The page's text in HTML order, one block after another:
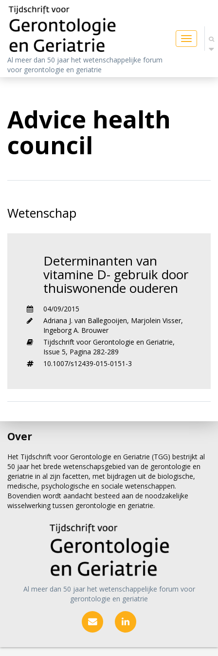
Toggle
navigation
Al meer dan 50 jaar het wetenschappelijke forum
voor gerontologie en geriatrie
Advice health
council
Wetenschap
Determinanten van
vitamine D- gebruik door
thuiswonende ouderen
04/09/2015
Adriana J. van Ballegooijen, Marjolein Visser,
Ingeborg A. Brouwer
Tijdschrift voor Gerontologie en Geriatrie,
Issue 5, Pagina 282-289
10.1007/s12439-015-0151-3
Over
Het Tijdschrift voor Gerontologie en Geriatrie (TGG) bestrijkt al
50 jaar het brede wetenschapsgebied van de gerontologie en
geriatrie in al zijn facetten, met bijdragen uit de biologische,
medische, psychologische en sociale wetenschappen.
Bovendien wordt aandacht besteed aan de noodzakelijke
wisselwerking tussen gerontologie en geriatrie.
Al meer dan 50 jaar het wetenschappelijke forum voor
gerontologie en geriatrie